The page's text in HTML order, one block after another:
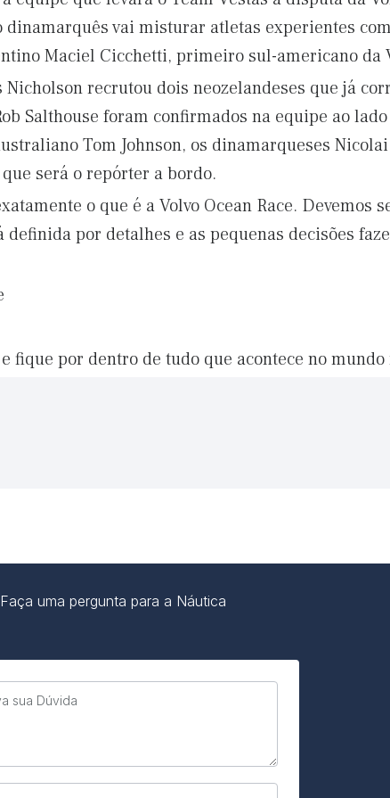
vai misturar atletas experientes
Maciel Cicchetti, primeiro sul-americano da
recrutou dois neozelandeses que já
Salthouse foram confirmados na equipe ao
Tom Johnson, os dinamarqueses Nicolai
será o repórter a bordo.
o que é a Volvo Ocean Race. Devemos
por detalhes e as pequenas decisões
e fique por dentro de tudo que acontece no mundo
Faça uma pergunta para a Náutica
sua Dúvida